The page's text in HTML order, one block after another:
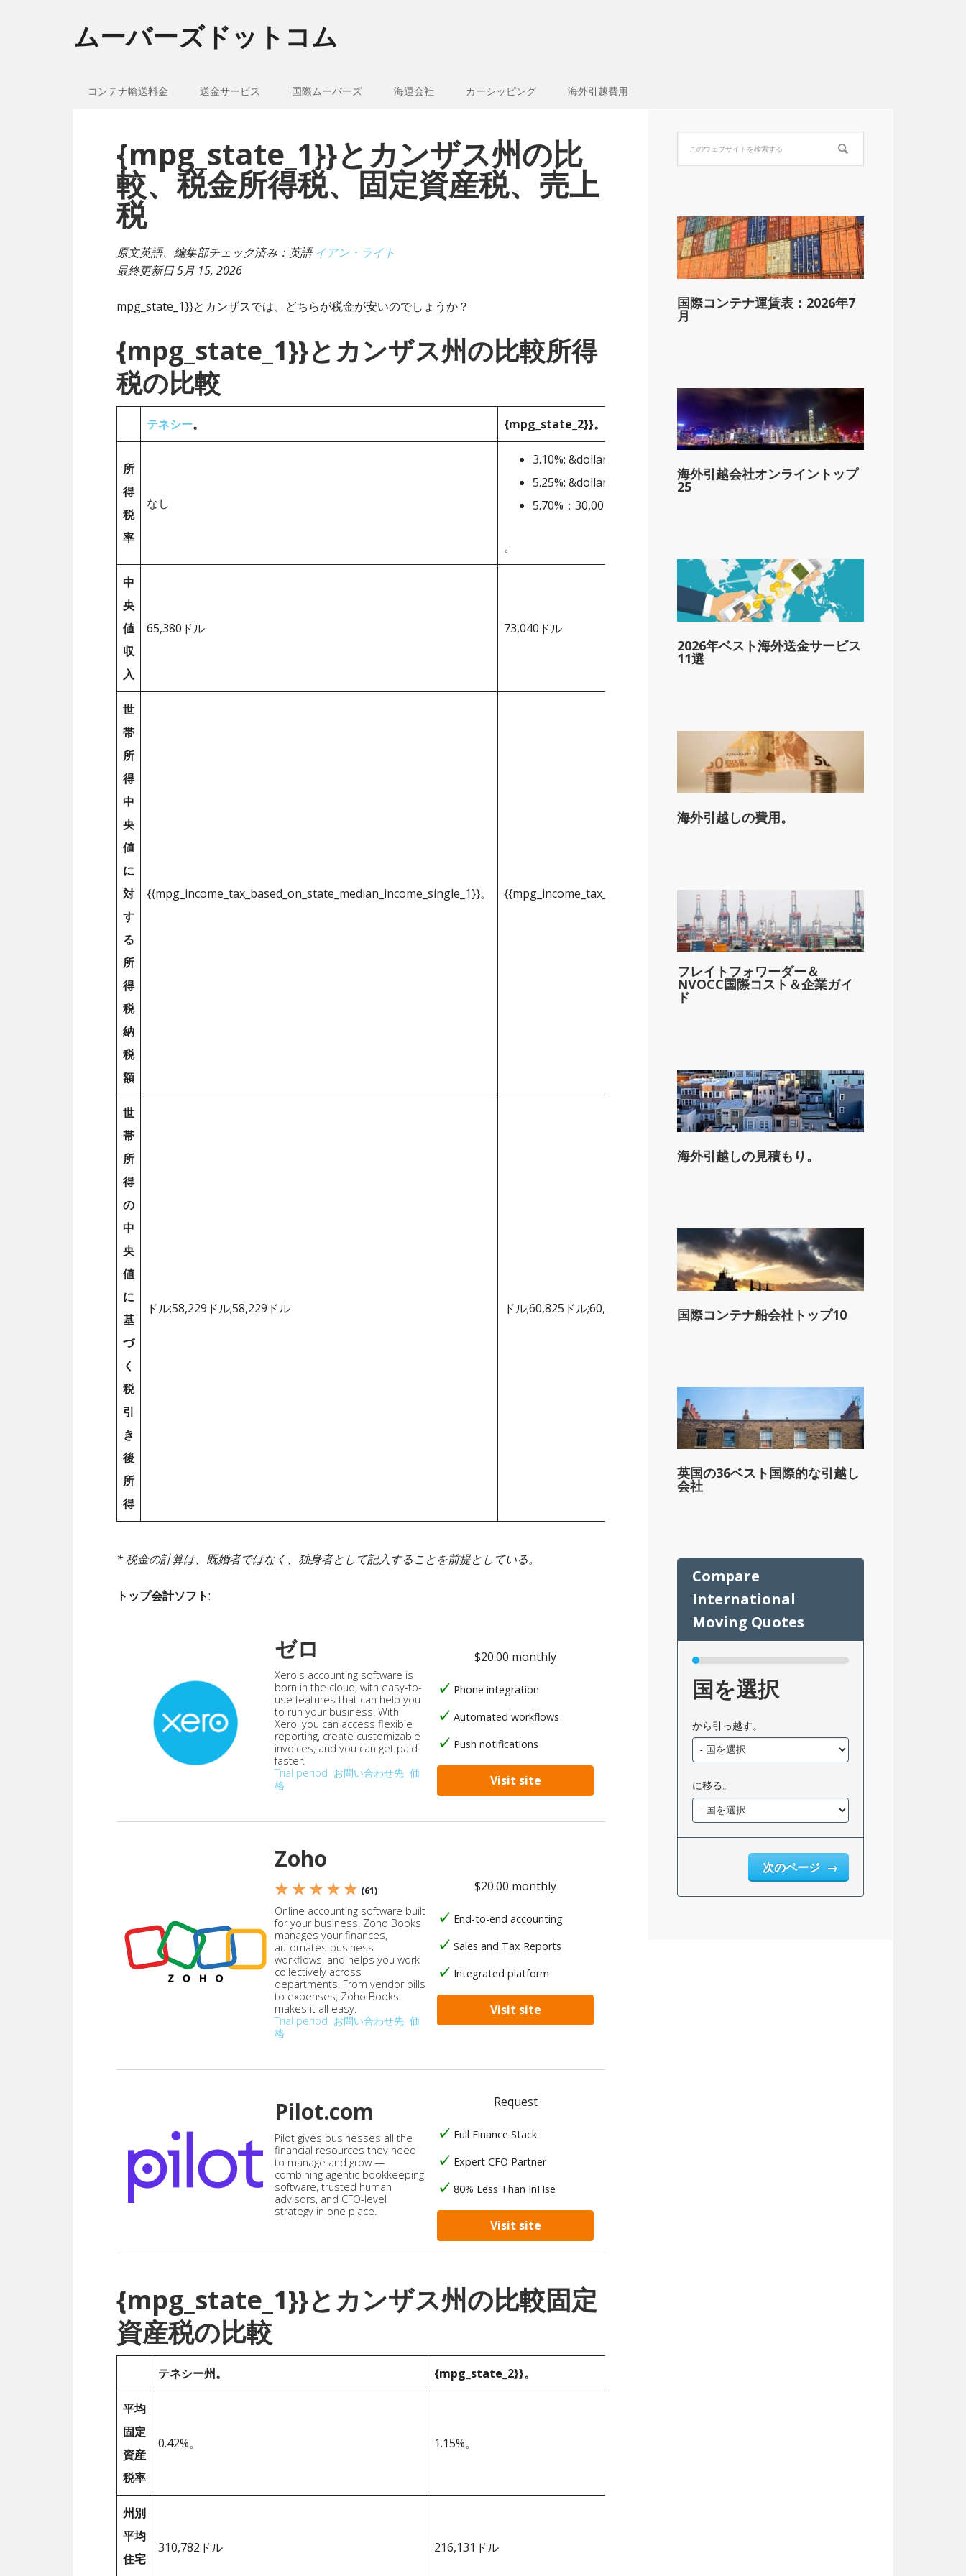
ムーバーズドットコム
コンテナ輸送料金 送金サービス 国際ムーバーズ 海運会社 カーシッピング 海外引越費用
{mpg_state_1}}とカンザス州の比
較、税金所得税、固定資産税、売上
税
原文英語、編集部チェック済み：英語イアン・ライト
最終更新日5月 15, 2026
mpg_state_1}}とカンザスでは、どちらが税金が安いのでしょうか？
{mpg_state_1}}とカンザス州の比較所得
税の比較
テネシー。 {mpg_state_2}}。
所
得
税
率
なし
3.10%: &dollar;0-&dollar;15,000
5.25%: &dollar;15,001-&dollar;30,000
5.70%：30,001ドル以上
。
中
央
値
収
入
65,380ドル 73,040ドル
世
帯
所
得
中
央
値
に
対
す
る
所
得
税
納
税
額
{{mpg_income_tax_based_on_state_median_income_single_1}}。 {{mpg_income_tax_based_on_state_median_single_2}}。
世
帯
所
得
の
中
央
値
に
基
づ
く
税
引
き
後
所
得
ドル;58,229ドル;58,229ドル ドル;60,825ドル;60,825ドル
* 税金の計算は、既婚者ではなく、独身者として記入することを前提としている。
トップ会計ソフト:
ゼロ
Xero's accounting software is
born in the cloud, with easy-to-
use features that can help you
to run your business. With
Xero, you can access flexible
reporting, create customizable
invoices, and you can get paid
faster.
Trial period お問い合わせ先 価
格
$20.00 monthly
Phone integration
Automated workflows
Push notifications
Visit site
Zoho
★ ★ ★ ★ ★ (61)
Online accounting software built
for your business. Zoho Books
manages your finances,
automates business
workflows, and helps you work
collectively across
departments. From vendor bills
to expenses, Zoho Books
makes it all easy.
Trial period お問い合わせ先 価
格
$20.00 monthly
End-to-end accounting
Sales and Tax Reports
Integrated platform
Visit site
Pilot.com
Pilot gives businesses all the
financial resources they need
to manage and grow —
combining agentic bookkeeping
software, trusted human
advisors, and CFO-level
strategy in one place.
Request
Full Finance Stack
Expert CFO Partner
80% Less Than InHse
Visit site
{mpg_state_1}}とカンザス州の比較固定
資産税の比較
テネシー州。 {mpg_state_2}}。
平均
固定
資産
税率
0.42%。 1.15%。
州別
平均
住宅
310,782ドル 216,131ドル
国際コンテナ運賃表：2026年7
月
海外引越会社オンライントップ
25
2026年ベスト海外送金サービス
11選
海外引越しの費用。
フレイトフォワーダー＆
NVOCC国際コスト＆企業ガイ
ド
海外引越しの見積もり。
国際コンテナ船会社トップ10
英国の36ベスト国際的な引越し
会社
国を選択
から引っ越す。
に移る。
次のページ